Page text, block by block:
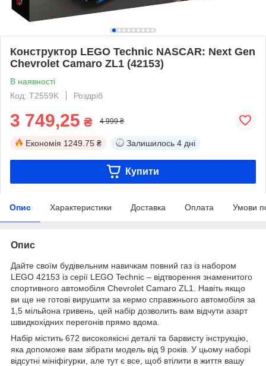
Конструктор LEGO Technic NASCAR: Next Gen
Chevrolet Camaro ZL1 (42153)
В наявності
Код: T2559K
Роздріб
3 749,25 ₴ 4 999 ₴
Економія 1249.75 ₴ Залишилось 4 дні
Купити
Опис Характеристики Доставка Оплата Умови
Опис
Дайте своїм будівельним навичкам повний газ із набором
LEGO 42153 із серії LEGO Technic – відтворення знаменитого
спортивного автомобіля Chevrolet Camaro ZL1. Навіть якщо
ви ще не готові вирушити за кермо справжнього автомобіля за
1,5 мільйона гривень, цей набір дозволить вам відчути азарт
швидкохідних перегонів прямо вдома.
Набір містить 672 високоякісні деталі та барвисту інструкцію,
яка допоможе вам зібрати модель від 9 років. У цьому наборі
відсутні мініфігурки, але тут є все, щоб втілити в життя вашу